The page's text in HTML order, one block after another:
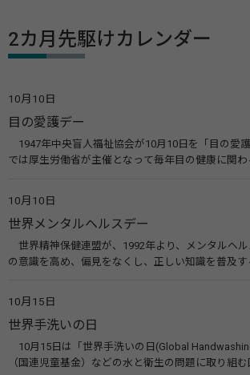
2カ月先駆けカレンダー
10月10日
目の愛護デー
1947年中央盲人福祉協会が10月10日を「目の愛
では厚生労働省が主催となって毎年目の健康に関
会）
10月10日
世界メンタルヘルスデー
世界精神保健連盟が、1992年より、メンタルヘ
の意識を高め、偏見をなくし、正しい知識を普及す
す。 関連リンク 世界メンタルヘルスデー（厚生労働省） 働く人のメンタ
ルヘルス・ポータルサイト「こころの耳」（厚生労
10月15日
世界手洗いの日
10月15日は「世界手洗いの日(Global
（国連児童基金）などの水と衛生の問題に取り組